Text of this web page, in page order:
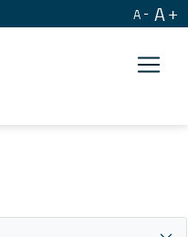
A A